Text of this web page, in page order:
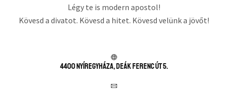
Légy te is modern apostol!
Kövesd a divatot. Kövesd a hitet. Kövesd velünk a jövőt!
4400 Nyíregyháza, Deák Ferenc út 5.